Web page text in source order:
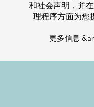
和社会声明，并
理程序方面为您
更多信息